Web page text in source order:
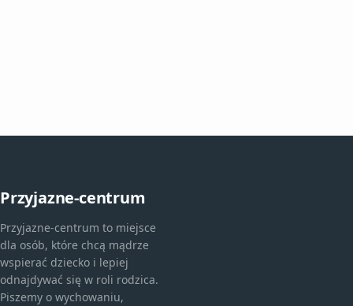
Przyjazne-centrum
Przyjazne-centrum to miejsce
dla osób, które chcą mądrze
wspierać dziecko i lepiej
odnajdywać się w roli rodzica.
Piszemy o wychowaniu,